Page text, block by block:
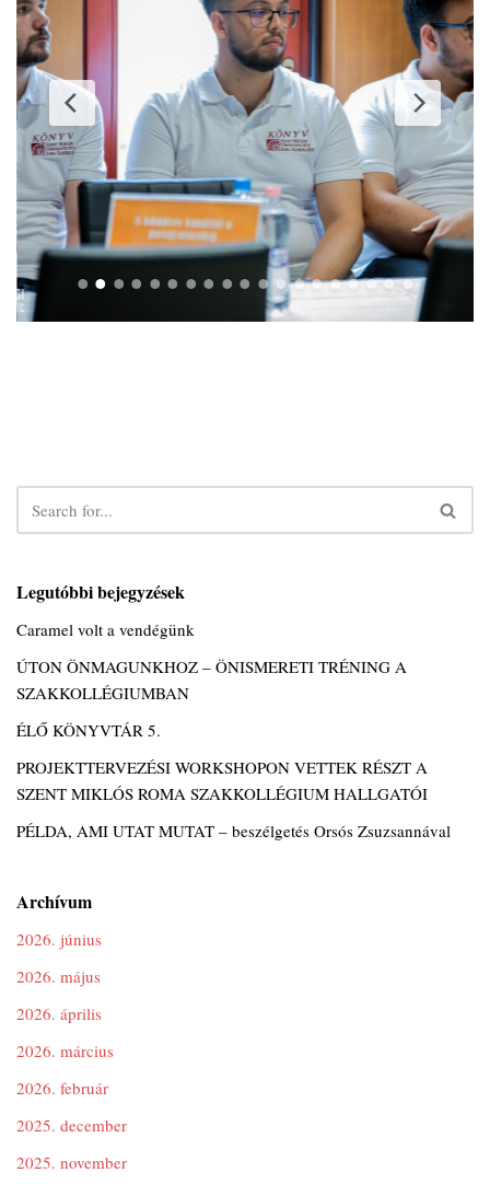
Legutóbbi bejegyzések
Caramel volt a vendégünk
ÚTON ÖNMAGUNKHOZ – ÖNISMERETI TRÉNING A
SZAKKOLLÉGIUMBAN
ÉLŐ KÖNYVTÁR 5.
PROJEKTTERVEZÉSI WORKSHOPON VETTEK RÉSZT A
SZENT MIKLÓS ROMA SZAKKOLLÉGIUM HALLGATÓI
PÉLDA, AMI UTAT MUTAT – beszélgetés Orsós Zsuzsannával
Archívum
2026. június
2026. május
2026. április
2026. március
2026. február
2025. december
2025. november